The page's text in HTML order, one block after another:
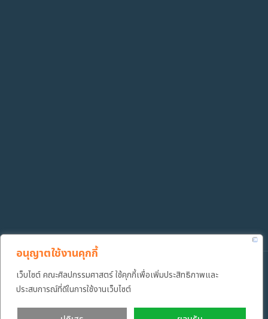
อนุญาตใช้งานคุกกี้
เว็บไซต์ คณะศิลปกรรมศาสตร์ ใช้คุกกี้เพื่อเพิ่มประสิทธิภาพและ
ประสบการณ์ที่ดีในการใช้งานเว็บไซต์
Copyright ©️ 2022 คณะศิลปกรรมศาสตร์ มหาวิทยาลัยเทคโนโลยีราช
มงคลธัญบุรี